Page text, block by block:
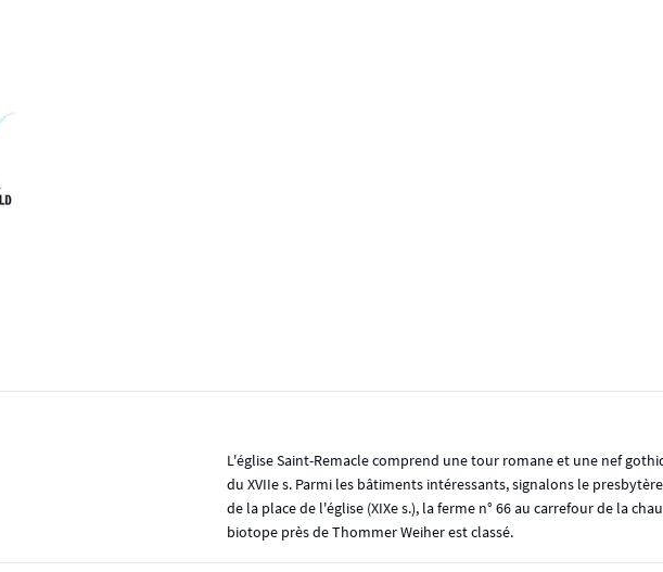
L'église Saint-Remacle comprend une tour romane et une nef
du XVIIe s. Parmi les bâtiments intéressants, signalons le
de la place de l'église (XIXe s.), la ferme n° 66 au carrefour de la
biotope près de Thommer Weiher est classé.